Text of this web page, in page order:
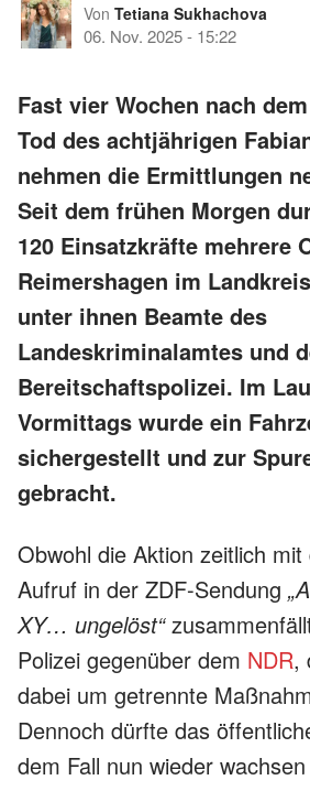
Von Tetiana Sukhachova
06. Nov. 2025- 15:22
Fast vier Wochen nach
Tod des achtjährigen
nehmen die Ermittlungen
Seit dem frühen Morgen
120 Einsatzkräfte mehrere
Reimershagen im
unter ihnen Beamte des
Landeskriminalamtes und
Bereitschaftspolizei. Im
Vormittags wurde ein
sichergestellt und zur
gebracht.
Obwohl die Aktion zeitlich
Aufruf in der ZDF-Sendung
XY… ungelöst“
Polizei gegenüber dem NDR,
dabei um getrennte
Dennoch dürfte das
dem Fall nun wieder